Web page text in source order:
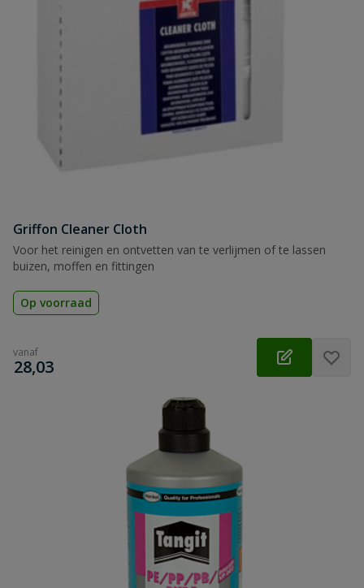
Griffon Cleaner Cloth
Voor het reinigen en ontvetten van te verlijmen of te lassen
buizen, moffen en fittingen
Op voorraad
vanaf
€
28,03